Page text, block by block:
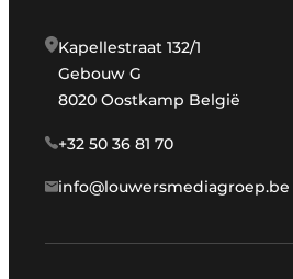
Kapellestraat 132/1
Gebouw G
8020 Oostkamp België
+32 50 36 81 70
info@louwersmediagroep.be